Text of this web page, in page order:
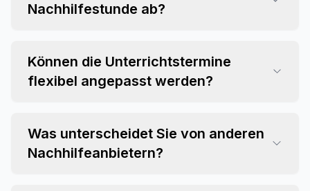
Nachhilfestunde ab?
Können die Unterrichtstermine
flexibel angepasst werden?
Was unterscheidet Sie von anderen
Nachhilfeanbietern?